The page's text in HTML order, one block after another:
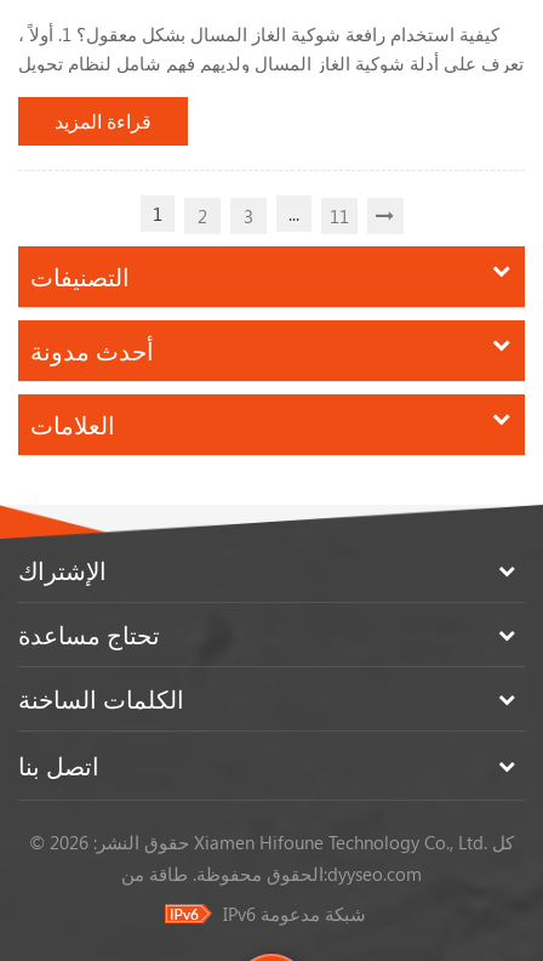
كيفية استخدام رافعة شوكية الغاز المسال بشكل معقول؟ 1. أولاً ،
تعرف على أدلة شوكية الغاز المسال ولديهم فهم شامل لنظام تحويل
الغاز المسال. أثناء استخدام الرافعة الشوكية ، لا تقم بوقف الرافعة
الشوكية بالقرب من مصادر الحرارة أو النار ، مثل النيران المفتوحة
وأعقاب السجائر المحترقة. ، المريخ ، اللحام الكهربائي ، الآلات
والمعدات الكهربائية التي يمكن أن تنتج درجات حرارة عالية. لا تقم
قراءة المزيد
1 2 3 ... 11
التصنيفات
أحدث مدونة
العلامات
الإشتراك
تحتاج مساعدة
الكلمات الساخنة
اتصل بنا
© حقوق النشر: 2026 Xiamen Hifoune Technology Co., Ltd. كل
الحقوق محفوظة.طاقة من:dyyseo.com
IPv6 شبكة مدعومة